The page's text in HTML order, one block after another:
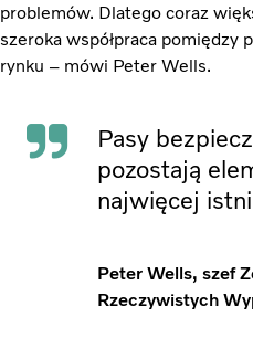
problemów. Dlatego coraz
szeroka współpraca pomiędzy
rynku – mówi Peter Wells.
Pasy
pozostają
najwięcej
Peter Wells, szef
Rzeczywistych